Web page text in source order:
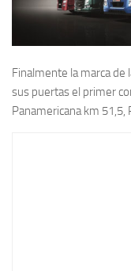
Finalmente la marca de
sus puertas el primer
Panamericana km 51,5,